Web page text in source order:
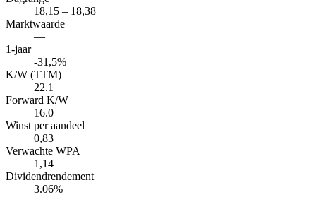
18,15 – 18,38
Marktwaarde
—
1-jaar
-31,5%
K/W (TTM)
22.1
Forward K/W
16.0
Winst per aandeel
0,83
Verwachte WPA
1,14
Dividendrendement
3.06%